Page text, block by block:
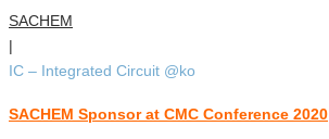
SACHEM
|
IC – Integrated Circuit @ko
[카
SACHEM Sponsor at CMC Conference 2020